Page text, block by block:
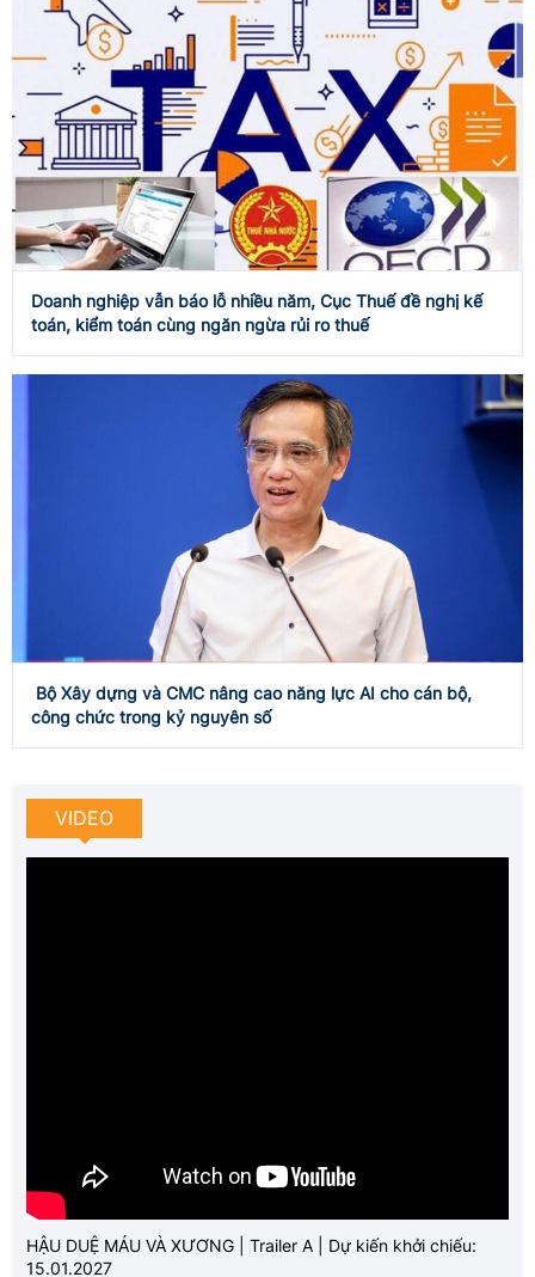
Doanh nghiệp vẫn báo lỗ nhiều năm, Cục Thuế đề nghị kế
toán, kiểm toán cùng ngăn ngừa rủi ro thuế
VIDEO
HẬU DUỆ MÁU VÀ XƯƠNG | Trailer A | Dự kiến khởi chiếu:
15.01.2027